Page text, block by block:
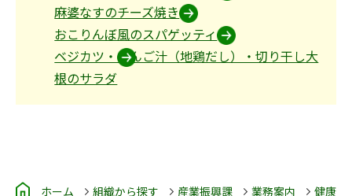
麻婆なすのチーズ焼き
おこりんぼ風のスパゲッティ
ベジカツ・だんご汁（地鶏だし）・切り干し大
根のサラダ
ホーム 組織から探す 産業振興課 業務案内
健康